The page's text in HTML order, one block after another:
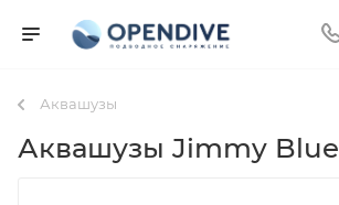
Аквашузы
Аквашузы Jimmy Blue